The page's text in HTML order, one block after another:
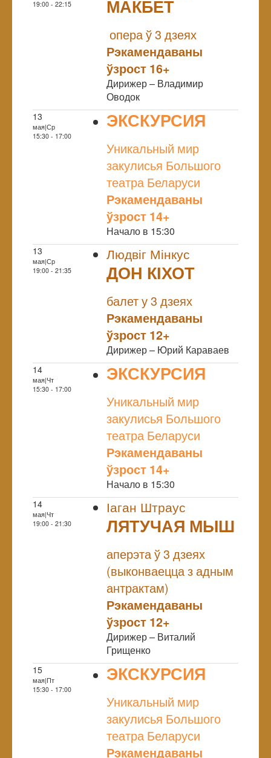
19:00 - 22:15
МАКБЕТ
опера ў 3 дзеях
Рэкамендаваны
ўзрост 16+
Дирижер – Владимир
Оводок
13
мая|Ср
15:30 - 17:00
ЭКСКУРСИЯ
Уникальный мир
закулисья Большого
театра Беларуси
Рэкамендаваны
ўзрост 14+
Начало в 15:30
13
мая|Ср
19:00 - 21:35
Людвіг Мінкус
ДОН КІХОТ
балет у 3 дзеях
Рэкамендаваны
ўзрост 12+
Дирижер – Юрий Караваев
14
мая|Чт
15:30 - 17:00
ЭКСКУРСИЯ
Уникальный мир
закулисья Большого
театра Беларуси
Рэкамендаваны
ўзрост 14+
Начало в 15:30
14
мая|Чт
19:00 - 21:30
Іаган Штраус
ЛЯТУЧАЯ МЫШ
аперэта ў 3 дзеях
(выконваецца з адным
антрактам)
Рэкамендаваны
ўзрост 12+
Дирижер – Виталий
Грищенко
15
мая|Пт
15:30 - 17:00
ЭКСКУРСИЯ
Уникальный мир
закулисья Большого
театра Беларуси
Рэкамендаваны